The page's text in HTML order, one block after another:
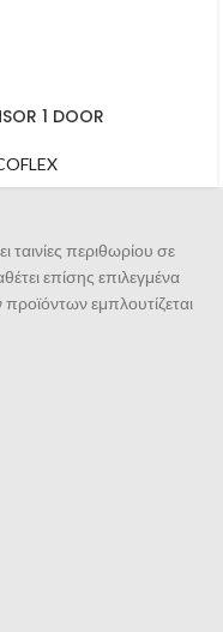
1 DOOR
ταινίες περιθωρίου σε
επίσης επιλεγμένα
εμπλουτίζεται